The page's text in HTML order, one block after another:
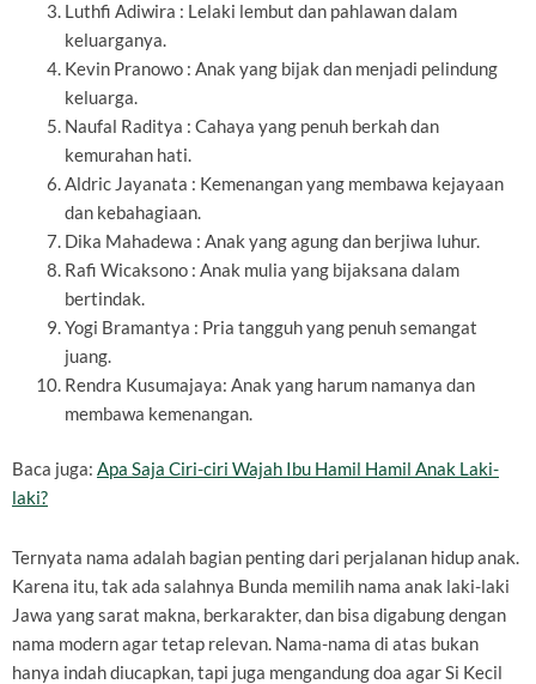
Luthfi Adiwira : Lelaki lembut dan pahlawan dalam
keluarganya.
Kevin Pranowo : Anak yang bijak dan menjadi pelindung
keluarga.
Naufal Raditya : Cahaya yang penuh berkah dan
kemurahan hati.
Aldric Jayanata : Kemenangan yang membawa kejayaan
dan kebahagiaan.
Dika Mahadewa : Anak yang agung dan berjiwa luhur.
Rafi Wicaksono : Anak mulia yang bijaksana dalam
bertindak.
Yogi Bramantya : Pria tangguh yang penuh semangat
juang.
Rendra Kusumajaya: Anak yang harum namanya dan
membawa kemenangan.
Baca juga: Apa Saja Ciri-ciri Wajah Ibu Hamil Hamil Anak Laki-
laki?
Ternyata nama adalah bagian penting dari perjalanan hidup anak.
Karena itu, tak ada salahnya Bunda memilih nama anak laki-laki
Jawa yang sarat makna, berkarakter, dan bisa digabung dengan
nama modern agar tetap relevan. Nama-nama di atas bukan
hanya indah diucapkan, tapi juga mengandung doa agar Si Kecil